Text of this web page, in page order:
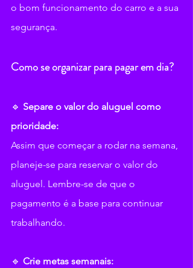
o bom funcionamento do carro e a sua
segurança.
Como se organizar para pagar em dia?
🔹 Separe o valor do aluguel como
prioridade:
Assim que começar a rodar na semana,
planeje-se para reservar o valor do
aluguel. Lembre-se de que o
pagamento é a base para continuar
trabalhando.
🔹 Crie metas semanais: